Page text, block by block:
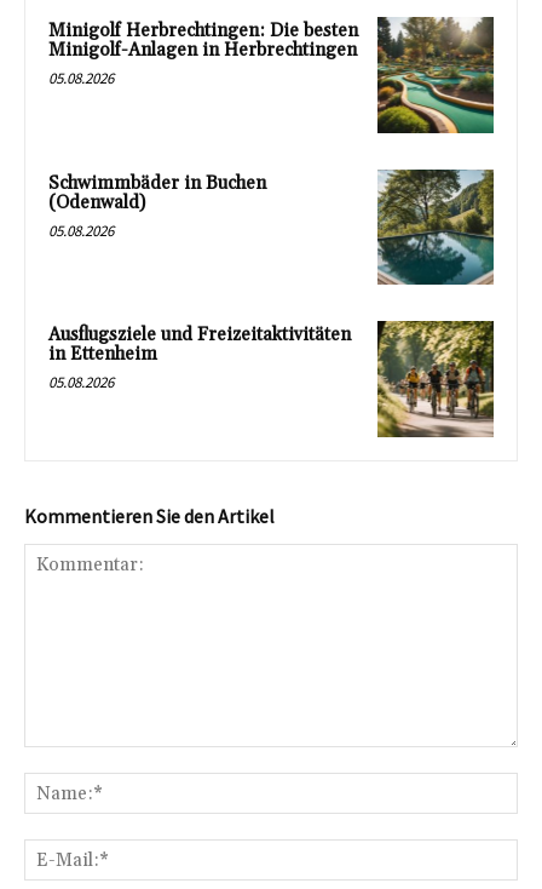
Minigolf Herbrechtingen: Die besten
Minigolf-Anlagen in Herbrechtingen
05.08.2026
Schwimmbäder in Buchen
(Odenwald)
05.08.2026
Ausflugsziele und Freizeitaktivitäten
in Ettenheim
05.08.2026
Kommentieren Sie den Artikel